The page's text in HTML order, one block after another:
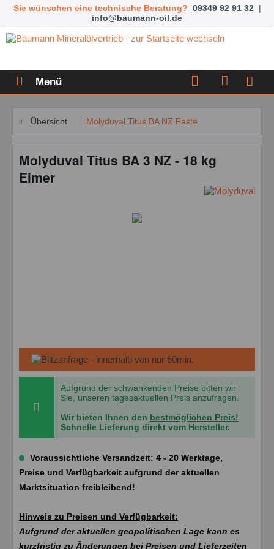
Sie wünschen eine technische Beratung? 09349 92 91 32 |
info@baumann-oil.de
Menü
Übersicht Molyduval Titus BA NZ Paste
Molyduval Titus BA 3 NZ - 18 kg
Eimer
Aufgrund der schwankenden Preise bitten wir
Sie, unseren tagesaktuellen Preis anzufragen.
Wir bieten Ihnen den bestmöglichen Preis!
Schnelle Lieferung direkt vom Hersteller.
Voraussichtliche Versandzeit: 4 - 20 Werktage,
Preise und Verfügbarkeit aufgrund der aktuellen
Marktsituation freibleibend!
Hinweis zu Preisen und Verfügbarkeit:
Aufgrund der aktuellen geopolitischen Lage kann es
kurzfristig zu Änderungen bei Preisen und Lieferzeiten